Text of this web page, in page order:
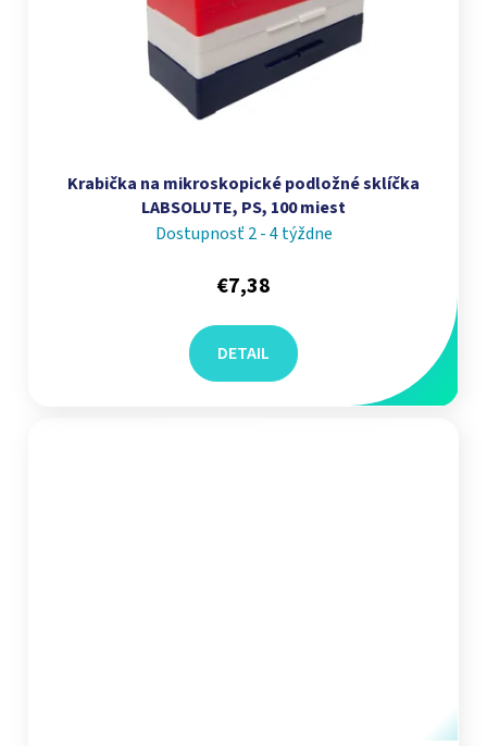
Krabička na mikroskopické podložné sklíčka
LABSOLUTE, PS, 100 miest
Dostupnosť 2 - 4 týždne
€7,38
DETAIL